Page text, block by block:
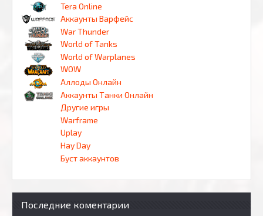
Tera Online
Аккаунты Варфейс
War Thunder
World of Tanks
World of Warplanes
WOW
Аллоды Онлайн
Аккаунты Танки Онлайн
Другие игры
Warframe
Uplay
Hay Day
Буст аккаунтов
Последние коментарии